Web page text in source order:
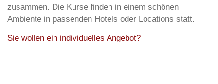
zusammen. Die Kurse finden in einem schönen
Ambiente in passenden Hotels oder Locations statt.
Sie wollen ein individuelles Angebot?